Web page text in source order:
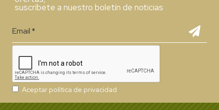
suscríbete a nuestro boletín de noticias
Aceptar política de privacidad